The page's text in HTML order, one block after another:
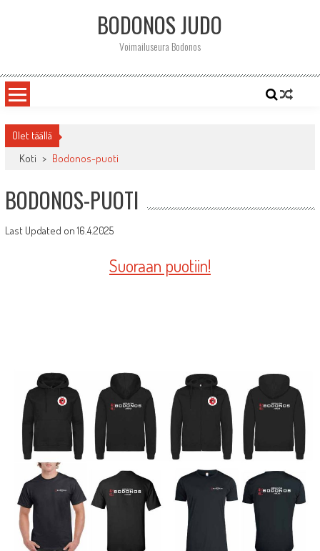
BODONOS JUDO
Voimailuseura Bodonos
Olet täällä
Koti > Bodonos-puoti
BODONOS-PUOTI
Last Updated on 16.4.2025
Suoraan puotiin!